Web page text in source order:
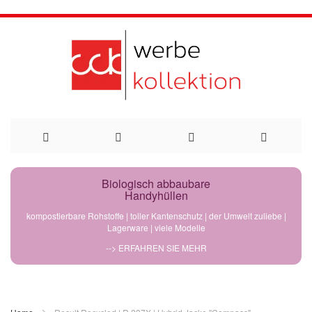
Direkt
Biologisch abbaubare
Handyhüllen
kompostierbare Rohstoffe | toller Kantenschutz | der Umwelt zuliebe |
Lagerware | viele Modelle
--> ERFAHREN SIE MEHR